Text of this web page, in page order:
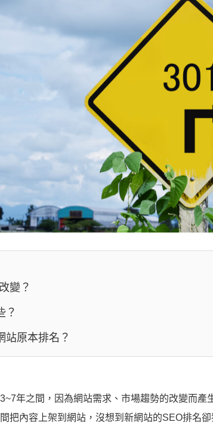
變？
？
站原本排名？
年之間，因為網站需求、市場趨勢的改變而產
把內容上架到網站，沒想到新網站的SEO排名